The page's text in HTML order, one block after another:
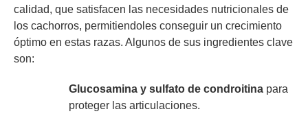
calidad, que satisfacen las necesidades nutricionales de
los cachorros, permitiendoles conseguir un crecimiento
óptimo en estas razas. Algunos de sus ingredientes clave
son:
Glucosamina y sulfato de condroitina para
proteger las articulaciones.